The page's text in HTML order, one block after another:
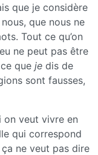
que je considère
que nous ne
Tout ce qu’on
ne peut pas être
que je dis de
sont fausses,
on veut vivre en
qui correspond
ne veut pas dire